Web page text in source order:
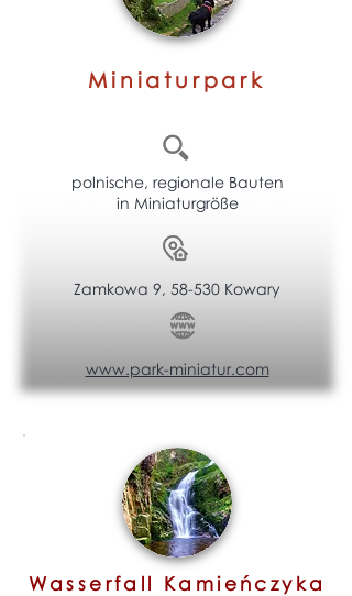
polnische, regionale Bauten
in Miniaturgröße
Zamkowa 9, 58-530 Kowary
www.park-miniatur.com
Miniaturpark
Wasserfall Kamieńczyka